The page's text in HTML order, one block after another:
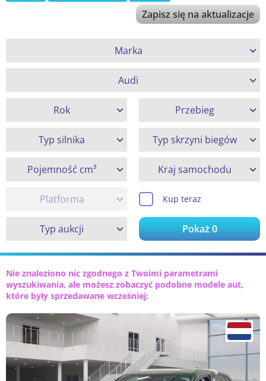
Zapisz się na aktualizacje
Marka
Audi
Rok Przebieg
Typ silnika Typ skrzyni biegów
Pojemność cm³ Kraj samochodu
Platforma Kup teraz
Typ aukcji Pokaż0
Nie znaleziono nic zgodnego z Twoimi parametrami
wyszukiwania, ale możesz zobaczyć podobne modele aut,
które były sprzedawane wcześniej: